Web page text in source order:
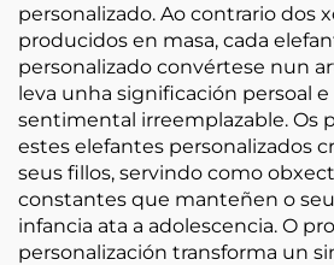
personalizado. Ao contrario dos
producidos en masa, cada
personalizado convértese nun
leva unha significación persoal
sentimental irreemplazable. Os
estes elefantes personalizados
seus fillos, servindo como
constantes que manteñen o
infancia ata a adolescencia. O
personalización transforma un